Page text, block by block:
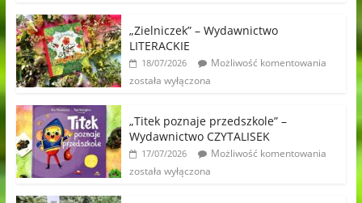
„Zielniczek” – Wydawnictwo
LITERACKIE
18/07/2026
Możliwość komentowania
została wyłączona
„Titek poznaje przedszkole” –
Wydawnictwo CZYTALISEK
17/07/2026
Możliwość komentowania
została wyłączona